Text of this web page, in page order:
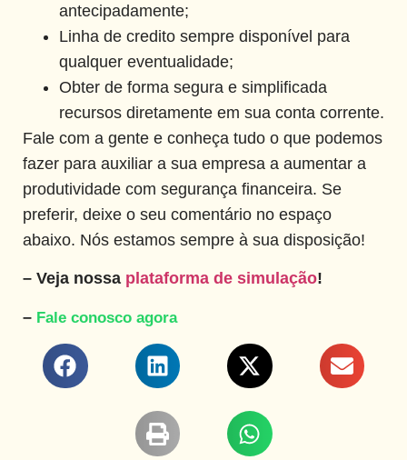
antecipadamente;
Linha de credito sempre disponível para
qualquer eventualidade;
Obter de forma segura e simplificada
recursos diretamente em sua conta corrente.
Fale com a gente e conheça tudo o que podemos
fazer para auxiliar a sua empresa a aumentar a
produtividade com segurança financeira. Se
preferir, deixe o seu comentário no espaço
abaixo. Nós estamos sempre à sua disposição!
– Veja nossa plataforma de simulação!
– Fale conosco agora